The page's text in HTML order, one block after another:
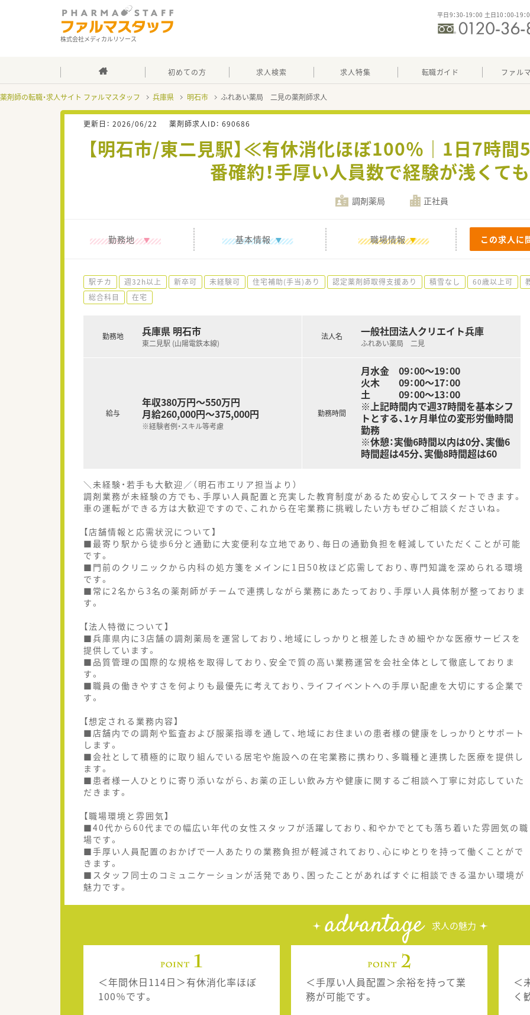
株式会社メディカルリソース
平日9：30-19：00 土日10：00-19：
初めての方 求人検索 求人特集 転職ガイド ファル
薬剤師の転職・求人サイト ファルマスタッフ 兵庫県 明石市 ふれあい薬局 二見の薬剤師求人
更新日： 2026/06/22 薬剤師求人ID： 690686
【明石市/東二見駅】≪有休消化ほぼ100％｜1日7時
番確約！手厚い人員数で経験が浅くて
調剤薬局 正社員
勤務地 基本情報 職場情報 この求人に
駅チカ 週32h以上 新卒可 未経験可 住宅補助(手当)あり 認定薬剤師取得支援あり 積雪なし 60歳以上可
総合科目
在宅
勤務地 兵庫県 明石市
東二見駅 (山陽電鉄本線)
給与
年収380万円～550万円
月給260,000円～375,000円
※経験者例・スキル等考慮
法人名 一般社団法人クリエイト兵庫
ふれあい薬局 二見
勤務時間
月水金 09：00～19：00
火木 09：00～17：00
土 09：00～13：00
※上記時間内で週37時間を基本シフ
トとする、1ヶ月単位の変形労働時間
勤務
※休憩：実働6時間以内は0分、実働6
時間超は45分、実働8時間超は60
＼未経験・若手も大歓迎／（明石市エリア担当より）
調剤業務が未経験の方でも、手厚い人員配置と充実した教育制度があるため安心してスタートできます。
車の運転ができる方は大歓迎ですので、これから在宅業務に挑戦したい方もぜひご相談くださいね。
【店舗情報と応需状況について】
■最寄り駅から徒歩6分と通勤に大変便利な立地であり、毎日の通勤負担を軽減していただくことが可能
です。
■門前のクリニックから内科の処方箋をメインに1日50枚ほど応需しており、専門知識を深められる環境
です。
■常に2名から3名の薬剤師がチームで連携しながら業務にあたっており、手厚い人員体制が整っておりま
す。
【法人特徴について】
■兵庫県内に3店舗の調剤薬局を運営しており、地域にしっかりと根差したきめ細やかな医療サービスを
提供しています。
■品質管理の国際的な規格を取得しており、安全で質の高い業務運営を会社全体として徹底しておりま
す。
■職員の働きやすさを何よりも最優先に考えており、ライフイベントへの手厚い配慮を大切にする企業で
す。
【想定される業務内容】
■店舗内での調剤や監査および服薬指導を通して、地域にお住まいの患者様の健康をしっかりとサポート
します。
■会社として積極的に取り組んでいる居宅や施設への在宅業務に携わり、多職種と連携した医療を提供し
ます。
■患者様一人ひとりに寄り添いながら、お薬の正しい飲み方や健康に関するご相談へ丁寧に対応していた
だきます。
【職場環境と雰囲気】
■40代から60代までの幅広い年代の女性スタッフが活躍しており、和やかでとても落ち着いた雰囲気の職
場です。
■手厚い人員配置のおかげで一人あたりの業務負担が軽減されており、心にゆとりを持って働くことがで
きます。
■スタッフ同士のコミュニケーションが活発であり、困ったことがあればすぐに相談できる温かい環境が
魅力です。
advantage 求人の魅力
＜年間休日114日＞有休消化率ほぼ
100％です。
＜手厚い人員配置＞余裕を持って業
務が可能です。
＜
く